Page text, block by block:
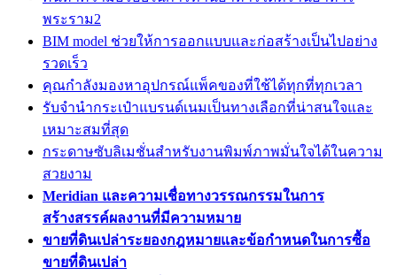
พระราม2
BIM model ช่วยให้การออกแบบและก่อสร้างเป็นไปอย่าง
รวดเร็ว
คุณกำลังมองหาอุปกรณ์แพ็คของที่ใช้ได้ทุกที่ทุกเวลา
รับจำนำกระเป๋าแบรนด์เนมเป็นทางเลือกที่น่าสนใจและ
เหมาะสมที่สุด
กระดาษซับลิเมชั่นสำหรับงานพิมพ์ภาพมั่นใจได้ในความ
สวยงาม
Meridian และความเชื่อทางวรรณกรรมในการ
สร้างสรรค์ผลงานที่มีความหมาย
ขายที่ดินเปล่าระยองกฎหมายและข้อกำหนดในการซื้อ
ขายที่ดินเปล่า